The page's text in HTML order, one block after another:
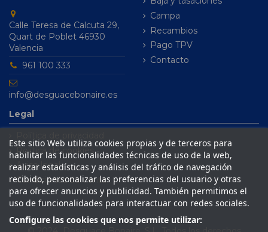
Calle Teresa de Calcuta 29,
Quart de Poblet 46930
Valencia
961 100 333
info@desguacebonaire.es
Campa
Recambios
Pago TPV
Contacto
Legal
Política de cookies
Aviso legal
Condiciones de venta
Este sitio Web utiliza cookies propias y de terceros para
habilitar las funcionalidades técnicas de uso de la web,
realizar estadísticas y análisis del tráfico de navegación
recibido, personalizar las preferencias del usuario y otras
para ofrecer anuncios y publicidad. También permitimos el
uso de funcionalidades para interactuar con redes sociales.
Configure las cookies que nos permite utilizar: